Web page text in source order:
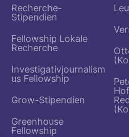
Recherche-
Stipendien
Fellowship Lokale
Recherche
Investigativjournalism
us Fellowship
Grow-Stipendien
Greenhouse
Fellowship